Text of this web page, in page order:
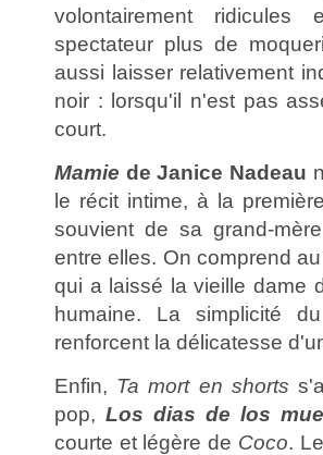
volontairement
spectateur plus de
aussi laisser relativement
noir : lorsqu'il n'est pas
court.
Mamie de Janice Nadeau
le récit intime, à la
souvient de sa grand-
entre elles. On comprend
qui a laissé la vieille dame
humaine. La simplicité
renforcent la délicatesse
Enfin, Ta mort en shorts
pop, Los dias de los
courte et légère de Coco.